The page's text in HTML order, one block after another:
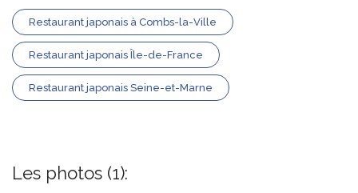
Restaurant japonais à Combs-la-Ville
Restaurant japonais Île-de-France
Restaurant japonais Seine-et-Marne
Les photos (1):